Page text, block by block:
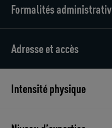
Formalités
Adresse et accès
Intensité physique